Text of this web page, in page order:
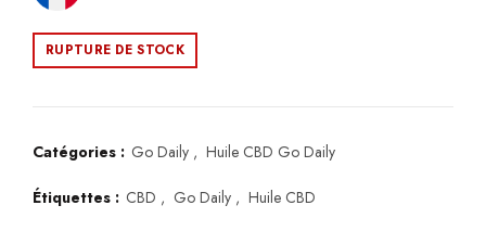
RUPTURE DE STOCK
Catégories : Go Daily , Huile CBD Go Daily
Étiquettes : CBD , Go Daily , Huile CBD